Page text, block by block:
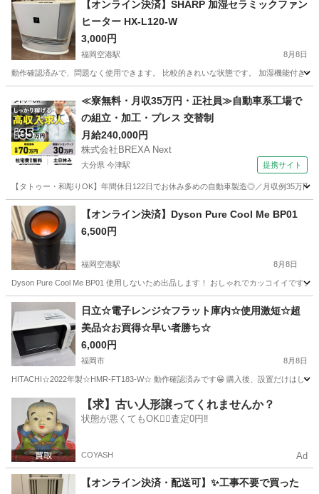
【オンライン決済】SHARP 加湿セラミックファン
ヒーター HX-L120-W
3,000円
福岡空港駅 8月8日
動作確認済みで、問題なく使用できます。 比較的きれいな状態です。 加湿機能付き
福岡空港駅 季節、空調家電
≪寮無料・月収35万円・正社員≫自動車系工場で
の組立・加工・プレス 交替制
月給240,000円
株式会社BREXA Next
大分県 今津駅 提携サイト
【タトゥー・和彫りOK】年間休日122日でお休み多めの自動車製造◎／月収例35万
大分 中津市 今津駅 その他
【オンライン決済】Dyson Pure Cool Me BP01
6,500円
福岡空港駅 8月8日
Dyson Pure Cool Me BP01 使用しないため出品します！ おしゃれでカッコイイです
福岡 糟屋郡 福岡空港駅 季節、空調家電
日立☆電子レンジ☆フラット庫内☆使用激短☆超
美品☆お買得☆早い者勝ち☆
6,000円
福岡市 8月8日
HITACHI☆2022年製☆HMR-FT183-W☆ 動作確認済みです😁 購入後、設置だけはして
福岡市 キッチン家電
【求】古い人形譲ってくれませんか？
状態が悪くてもOK🙆‍♀️査定0円‼️
COYASH Ad
【オンライン決済・配送可】✨工事不要で買った